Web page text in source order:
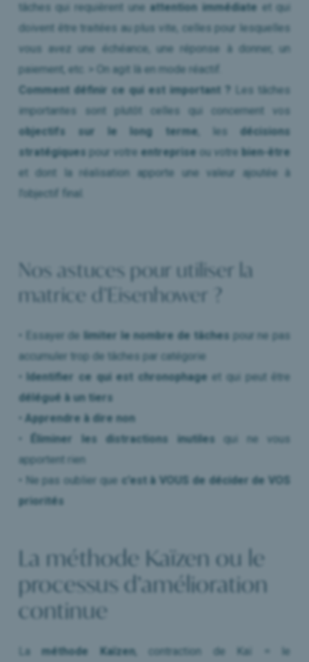
tâches qui requièrent une attention immédiate et qui
doivent être traitées au plus vite, celles pour lesquelles
vous avez une échéance, une réponse à donner, un
paiement, etc. > On agit là en mode réactif.
Comment définir ce qui est important ? Les tâches
importantes sont plutôt celles qui concernent vos
objectifs sur le long terme , les décisions
stratégiques pour votre entreprise ou votre bien-être
et dont la réalisation apporte une valeur ajoutée à
l’objectif final.
Nos astuces pour utiliser la
matrice d’Eisenhower ?
• Essayer de limiter le nombre de tâches pour ne pas
accumuler trop de tâches par catégorie
Identifier ce qui est chronophage et qui peut être
délégué à un tiers
Apprendre à dire non
Éliminer les distractions inutiles qui ne vous
apportent rien
• Ne pas oublier que c’est à VOUS de décider de VOS
priorités
La méthode Kaïzen ou le
processus d’amélioration
continue
La méthode Kaïzen, contraction de Kaï = le